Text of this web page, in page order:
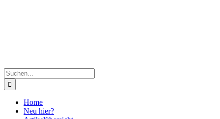
Suche
nach:
Home
Neu hier?